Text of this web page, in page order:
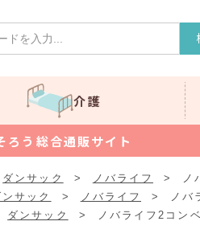
介護
ろう総合通販サイト
ダンサック > ノバライフ >
ノ
ンサック > ノバライフ >
ノバ
ダンサック > ノバライフ2コン